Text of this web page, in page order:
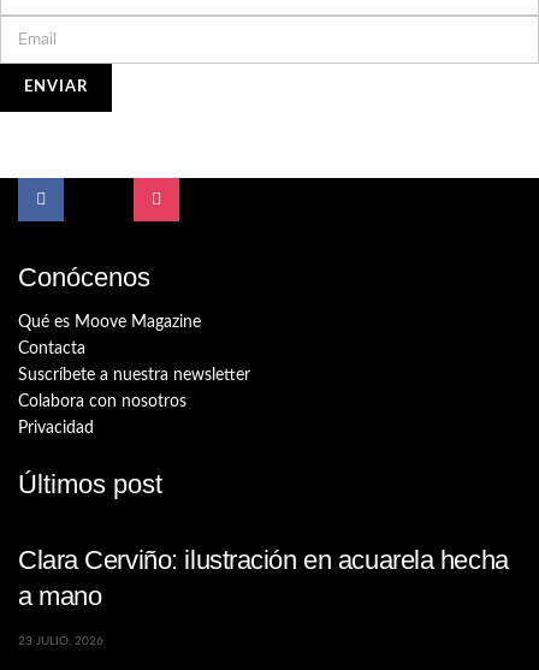
Conócenos
Qué es Moove Magazine
Contacta
Suscríbete a nuestra newsletter
Colabora con nosotros
Privacidad
Últimos post
Clara Cerviño: ilustración en acuarela hecha
a mano
23 JULIO, 2026